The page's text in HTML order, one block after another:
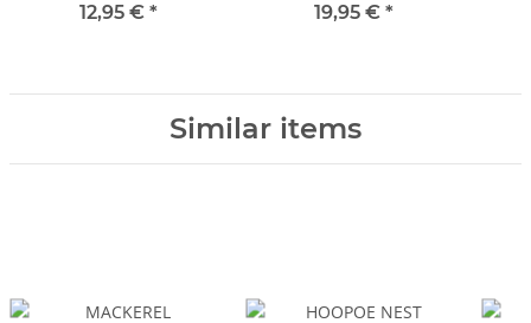
12,95 € *
19,95 € *
Similar items